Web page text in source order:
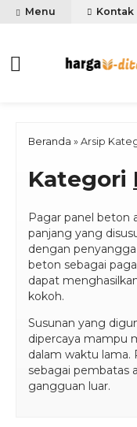
Menu Kontak
Beranda » Arsip
Kategori
Pagar panel beton
panjang yang
dengan
beton sebagai
dapat
kokoh.
Susunan yang
dipercaya mampu
dalam waktu lama.
sebagai pembatas
gangguan luar.